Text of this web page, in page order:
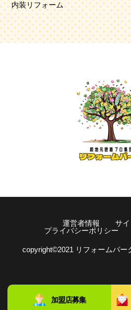
内装リフォーム
運営者情報
サ
プライバシーポリシー
copyright©️2021 リフォームパー
加盟店募集